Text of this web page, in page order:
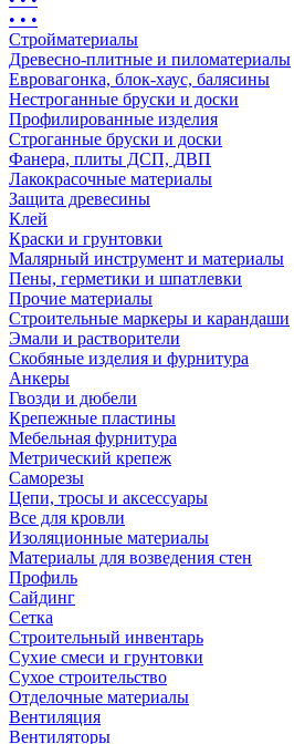
• • •
Стройматериалы
Древесно-плитные и пиломатериалы
Евровагонка, блок-хаус, балясины
Нестроганные бруски и доски
Профилированные изделия
Строганные бруски и доски
Фанера, плиты ДСП, ДВП
Лакокрасочные материалы
Защита древесины
Клей
Краски и грунтовки
Малярный инструмент и материалы
Пены, герметики и шпатлевки
Прочие материалы
Строительные маркеры и карандаши
Эмали и растворители
Скобяные изделия и фурнитура
Анкеры
Гвозди и дюбели
Крепежные пластины
Мебельная фурнитура
Метрический крепеж
Саморезы
Цепи, тросы и аксессуары
Все для кровли
Изоляционные материалы
Материалы для возведения стен
Профиль
Сайдинг
Сетка
Строительный инвентарь
Сухие смеси и грунтовки
Сухое строительство
Отделочные материалы
Вентиляция
Вентиляторы